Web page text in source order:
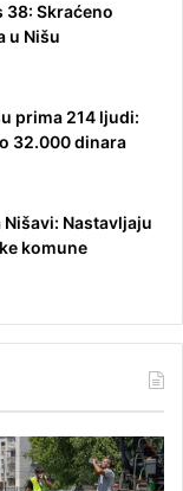
38: Skraćeno
u Nišu
prima 214 ljudi:
32.000 dinara
Nastavljaju
komune